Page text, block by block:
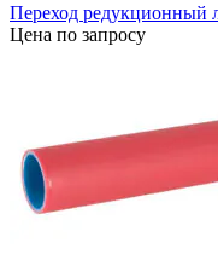
Переход редукционный
Цена по запросу